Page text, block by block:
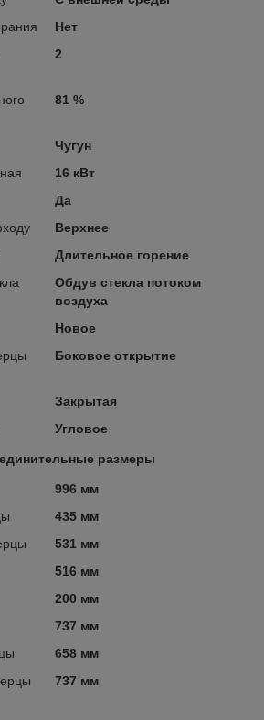
Нет
2
81 %
Чугун
16 кВт
Да
Верхнее
Длительное горение
Обдув стекла потоком
воздуха
Новое
Боковое открытие
Закрытая
Угловое
размеры
996 мм
435 мм
531 мм
516 мм
200 мм
737 мм
658 мм
737 мм